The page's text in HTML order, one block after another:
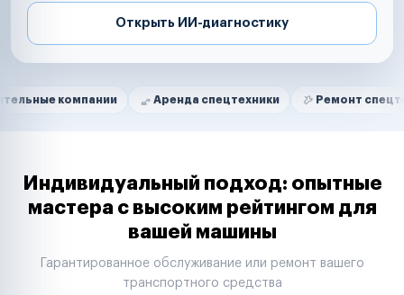
Открыть ИИ-диагностику
Нам доверяют
Аренда спецтехники Ремонт спецтехники
Маркетплейсы
Таксопарки
Автодилеры
Строительные компании
Аренда спецтехники
Индивидуальный подход: опытные
мастера с высоким рейтингом для
вашей машины
Гарантированное обслуживание или ремонт вашего
транспортного средства